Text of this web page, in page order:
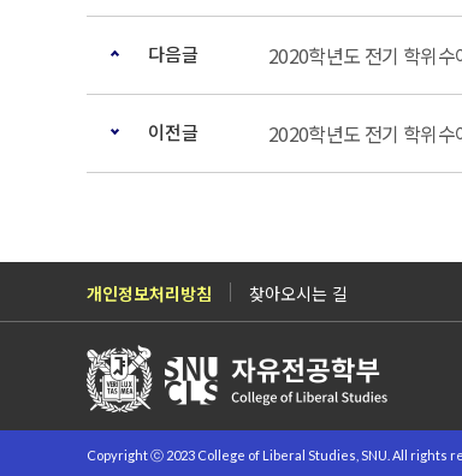
다음글 2020학년도 전기 학위
이전글 2020학년도 전기 학위
개인정보처리방침 찾아오시는 길
Copyright ⓒ 2023 College of Liberal Studies, SNU. All rights